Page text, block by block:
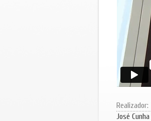
Realizador:
José Cunha